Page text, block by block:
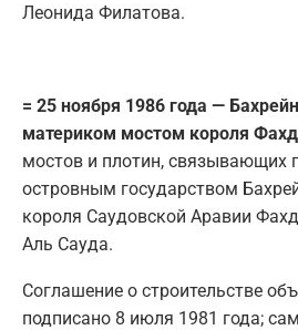
Леонида Филатова.
= 25 ноября 1986 года —
материком мостом короля
мостов и плотин, связывающих
островным государством
короля Саудовской Аравии
Аль Сауда.
Соглашение о строительстве
подписано 8 июля 1981 года;